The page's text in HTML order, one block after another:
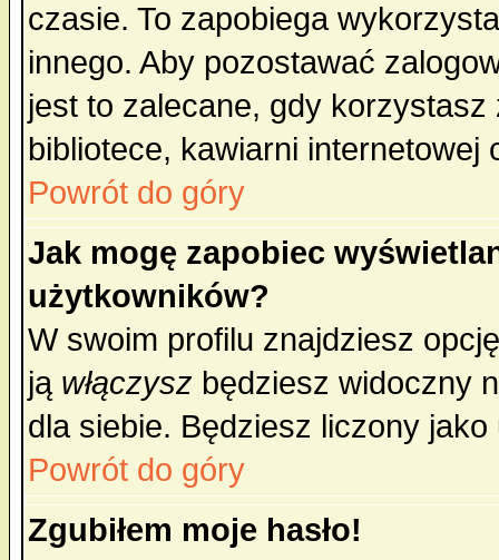
czasie. To zapobiega
innego. Aby pozostawać
jest to zalecane, gdy
bibliotece, kawiarni internetowej
Powrót do góry
Jak mogę zapobiec
użytkowników?
W swoim profilu znajdziesz
ją włączysz będziesz widoczny
dla siebie. Będziesz liczony
Powrót do góry
Zgubiłem moje hasło!